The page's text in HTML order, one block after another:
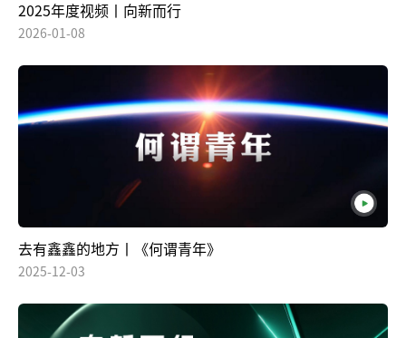
2025年度视频丨向新而行
2026-01-08
去有鑫鑫的地方丨《何谓青年》
2025-12-03